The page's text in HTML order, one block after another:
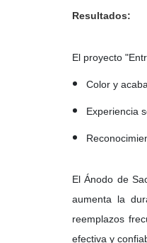
Resultados:
El proyecto
Color y
Experiencia
El Ánodo de
aumenta la
reemplazos
efectiva y